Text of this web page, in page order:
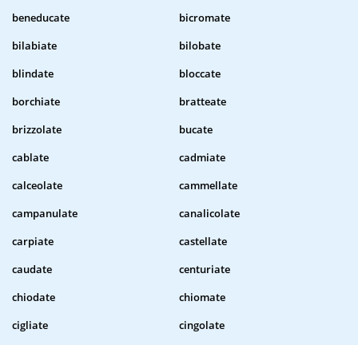
beneducate
bicromate
bilabiate
bilobate
blindate
bloccate
borchiate
bratteate
brizzolate
bucate
cablate
cadmiate
calceolate
cammellate
campanulate
canalicolate
carpiate
castellate
caudate
centuriate
chiodate
chiomate
cigliate
cingolate